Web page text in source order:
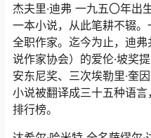
杰夫里·迪弗 一九五〇年出
一本小说，从此笔耕不辍
全职作家。迄今为止，迪
说作家协会）的爱伦·坡奖
安东尼奖、三次埃勒里·奎
小说被翻译成三十五种语
排行榜。